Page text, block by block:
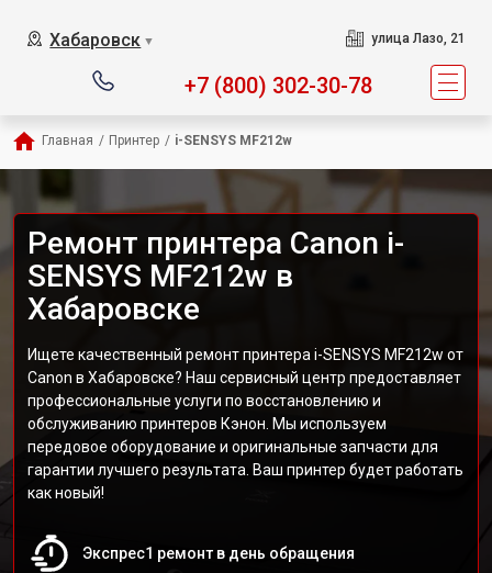
Хабаровск ▼ улица Лазо, 21
+7 (800) 302-30-78
Главная / Принтер / i-SENSYS MF212w
Ремонт принтера Canon i-
SENSYS MF212w в
Хабаровске
Ищете качественный ремонт принтера i-SENSYS MF212w от
Canon в Хабаровске? Наш сервисный центр предоставляет
профессиональные услуги по восстановлению и
обслуживанию принтеров Кэнон. Мы используем
передовое оборудование и оригинальные запчасти для
гарантии лучшего результата. Ваш принтер будет работать
как новый!
Экспрес1 ремонт в день обращения